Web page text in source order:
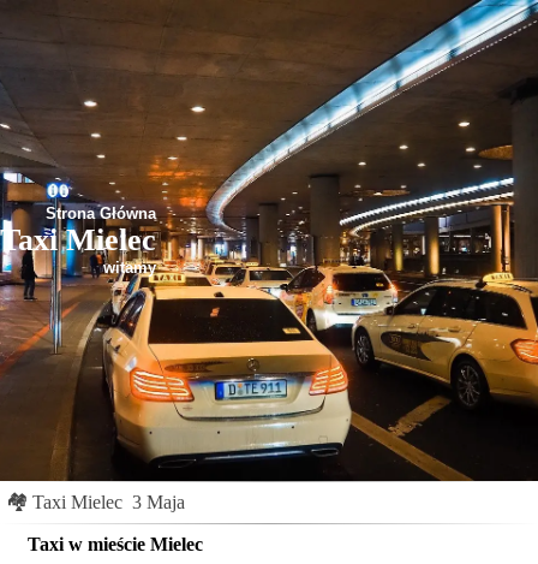
Strona Główna
Taxi Mielec
witamy
🏘 Taxi Mielec 3 Maja
Taxi w mieście Mielec